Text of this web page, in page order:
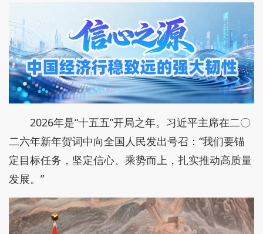
2026年是“十五五”开局之年。习近平主席在二〇
二六年新年贺词中向全国人民发出号召：“我们要锚
定目标任务，坚定信心、乘势而上，扎实推动高质量
发展。”